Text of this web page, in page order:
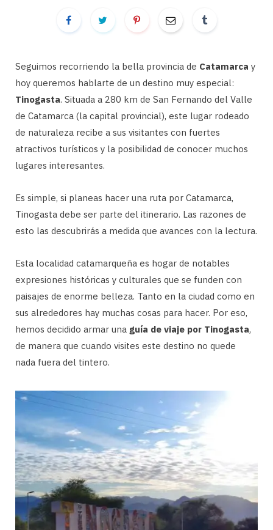
Seguimos recorriendo la bella provincia de Catamarca y
hoy queremos hablarte de un destino muy especial:
Tinogasta. Situada a 280 km de San Fernando del Valle
de Catamarca (la capital provincial), este lugar rodeado
de naturaleza recibe a sus visitantes con fuertes
atractivos turísticos y la posibilidad de conocer muchos
lugares interesantes.
Es simple, si planeas hacer una ruta por Catamarca,
Tinogasta debe ser parte del itinerario. Las razones de
esto las descubrirás a medida que avances con la lectura.
Esta localidad catamarqueña es hogar de notables
expresiones históricas y culturales que se funden con
paisajes de enorme belleza. Tanto en la ciudad como en
sus alrededores hay muchas cosas para hacer. Por eso,
hemos decidido armar una guía de viaje por Tinogasta,
de manera que cuando visites este destino no quede
nada fuera del tintero.